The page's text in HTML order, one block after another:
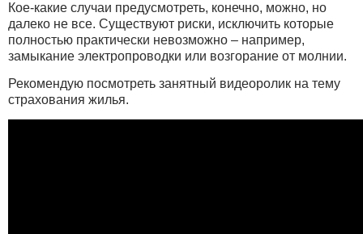
Кое-какие случаи предусмотреть, конечно, можно, но
далеко не все. Существуют риски, исключить которые
полностью практически невозможно – например,
замыкание электропроводки или возгорание от молнии.
Рекомендую посмотреть занятный видеоролик на тему
страхования жилья.